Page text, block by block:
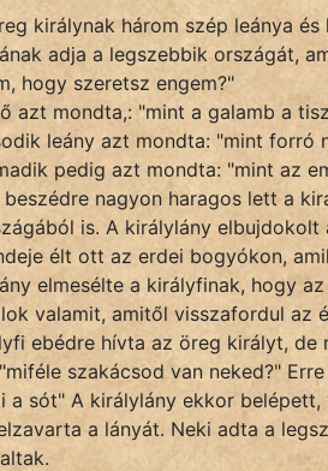
királynak három szép leánya
adja a legszebbik országát,
hogy szeretsz engem?"
azt mondta,: "mint a galamb a
leány azt mondta: "mint forró
pedig azt mondta: "mint az
beszédre nagyon haragos lett a
is. A királylány
élt ott az erdei bogyókon,
elmesélte a királyfinak, hogy
valamit, amitől visszafordul az
ebédre hívta az öreg királyt, de
szakácsod van neked?"
a sót" A királylány ekkor
a lányát. Neki adta a